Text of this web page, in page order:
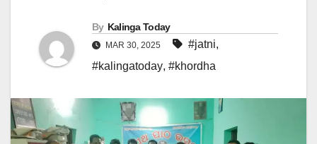
By Kalinga Today
MAR 30, 2025 #jatni,
#kalingatoday, #khordha